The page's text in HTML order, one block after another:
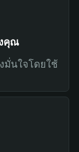
คุณ
มั่นใจโดยใช้